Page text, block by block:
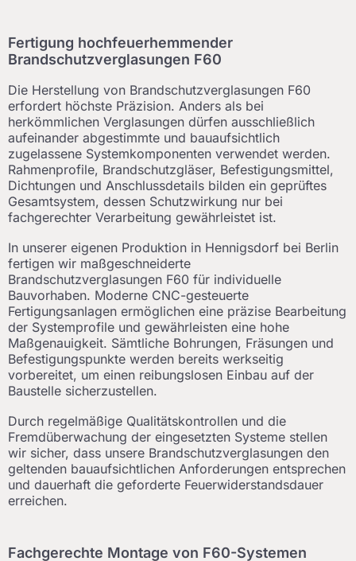
Fertigung hochfeuerhemmender
Brandschutzverglasungen F60
Die Herstellung von Brandschutzverglasungen F60
erfordert höchste Präzision. Anders als bei
herkömmlichen Verglasungen dürfen ausschließlich
aufeinander abgestimmte und bauaufsichtlich
zugelassene Systemkomponenten verwendet werden.
Rahmenprofile, Brandschutzgläser, Befestigungsmittel,
Dichtungen und Anschlussdetails bilden ein geprüftes
Gesamtsystem, dessen Schutzwirkung nur bei
fachgerechter Verarbeitung gewährleistet ist.
In unserer eigenen Produktion in Hennigsdorf bei Berlin
fertigen wir maßgeschneiderte
Brandschutzverglasungen F60 für individuelle
Bauvorhaben. Moderne CNC-gesteuerte
Fertigungsanlagen ermöglichen eine präzise Bearbeitung
der Systemprofile und gewährleisten eine hohe
Maßgenauigkeit. Sämtliche Bohrungen, Fräsungen und
Befestigungspunkte werden bereits werkseitig
vorbereitet, um einen reibungslosen Einbau auf der
Baustelle sicherzustellen.
Durch regelmäßige Qualitätskontrollen und die
Fremdüberwachung der eingesetzten Systeme stellen
wir sicher, dass unsere Brandschutzverglasungen den
geltenden bauaufsichtlichen Anforderungen entsprechen
und dauerhaft die geforderte Feuerwiderstandsdauer
erreichen.
Fachgerechte Montage von F60-Systemen